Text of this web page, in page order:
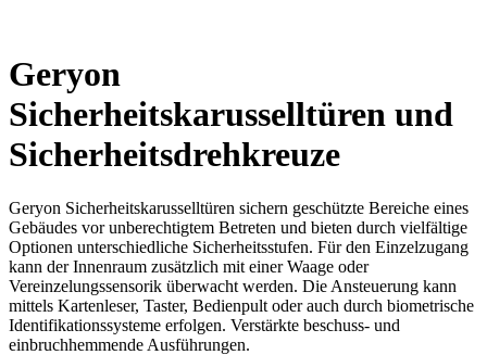
Geryon
Sicherheitskarusselltüren und
Sicherheitsdrehkreuze
Geryon Sicherheitskarusselltüren sichern geschützte Bereiche eines
Gebäudes vor unberechtigtem Betreten und bieten durch vielfältige
Optionen unterschiedliche Sicherheitsstufen. Für den Einzelzugang
kann der Innenraum zusätzlich mit einer Waage oder
Vereinzelungssensorik überwacht werden. Die Ansteuerung kann
mittels Kartenleser, Taster, Bedienpult oder auch durch biometrische
Identifikationssysteme erfolgen. Verstärkte beschuss- und
einbruchhemmende Ausführungen.